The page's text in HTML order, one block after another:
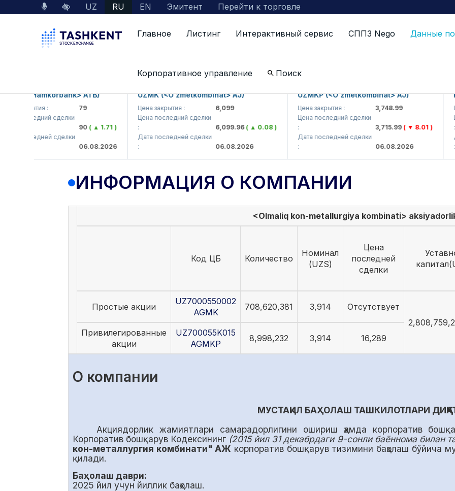
UZ RU EN Эмитент Перейти к торговле
Главное Листинг Интерактивный сервис СППЗ Nego Данные
Корпоративное управление Поиск
Информация о компании
(<Hamkorbank> ATB)
сделки
( ▲ 1.71 )
сделки
06.08.2026
UZMK (<O'zmetkombinat> AJ)
Цена закрытия :
6,099
Цена последний сделки
6,099.96( ▲ 0.08 )
Дата последней сделки
06.08.2026
UZMKP (<O'zmetkombinat> AJ)
Цена закрытия :
3,748.99
Цена последний сделки
3,715.99( ▼ 8.01 )
Дата последней сделки
06.08.2026
Цена
ИНФОРМАЦИЯ О КОМПАНИИ
<Olmaliq kon-metallurgiya kombinati>
Код ЦБ Количество
Номинал
(UZS)
Цена
последней
сделки
Простые акции
UZ7000550002
AGMK
708,620,381 3,914
Отсутствует
Привилегированные
акции
UZ700055K015
AGMKP
8,998,232 3,914 16,289
О компании
МУСТАҚИЛ БАҲОЛАШ ТАШКИЛОТЛАРИ
Акциядорлик жамиятлари самарадорлигини ошириш ҳамда корпоратив
Корпоратив бошқарув Кодексининг (2015 йил 31 декабрдаги 9-сонли баённома билан
кон-металлургия комбинати" АЖ корпоратив бошқарув тизимини баҳолаш бўйича
қилади.
Баҳолаш даври:
2025 йил учун йиллик баҳолаш.